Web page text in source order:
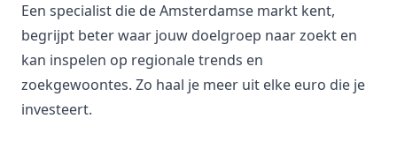
Een specialist die de Amsterdamse markt kent,
begrijpt beter waar jouw doelgroep naar zoekt en
kan inspelen op regionale trends en
zoekgewoontes. Zo haal je meer uit elke euro die je
investeert.